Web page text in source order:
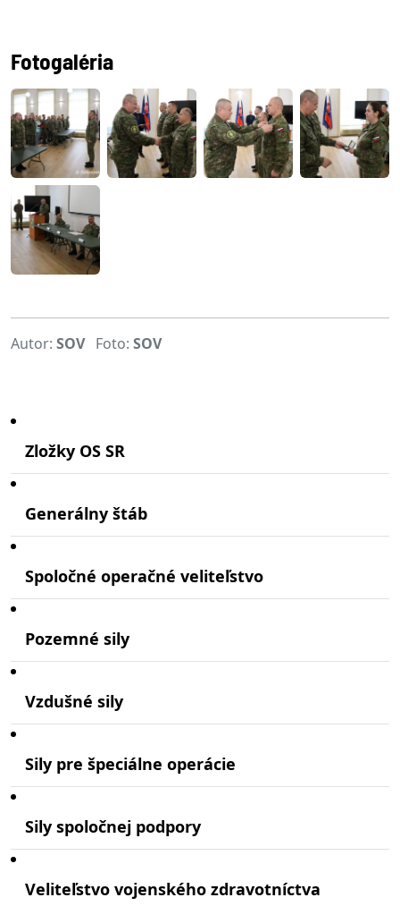
Fotogaléria
Autor: SOV Foto: SOV
Zložky OS SR
Generálny štáb
Spoločné operačné veliteľstvo
Pozemné sily
Vzdušné sily
Sily pre špeciálne operácie
Sily spoločnej podpory
Veliteľstvo vojenského zdravotníctva